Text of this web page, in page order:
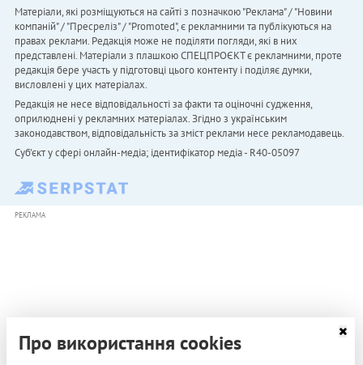
Матеріали, які розміщуються на сайті з позначкою "Реклама" / "Новини
компаній" / "Пресреліз" / "Promoted", є рекламними та публікуються на
правах реклами. Редакція може не поділяти погляди, які в них
представлені. Матеріали з плашкою СПЕЦПРОЄКТ є рекламними, проте
редакція бере участь у підготовці цього контенту і поділяє думки,
висловлені у цих матеріалах.
Редакція не несе відповідальності за факти та оціночні судження,
оприлюднені у рекламних матеріалах. Згідно з українським
законодавством, відповідальність за зміст реклами несе рекламодавець.
Cуб'єкт у сфері онлайн-медіа; ідентифікатор медіа - R40-05097
РЕКЛАМА
Про використання cookies